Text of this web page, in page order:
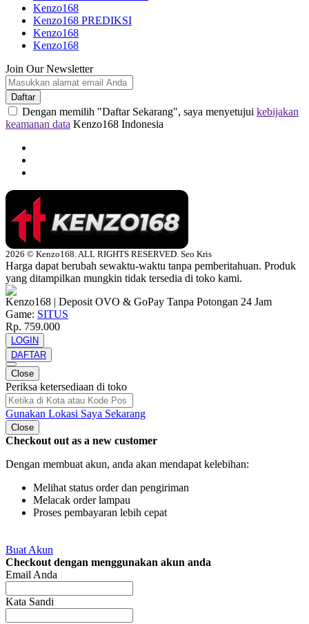
Kenzo168
Kenzo168 PREDIKSI
Kenzo168
Kenzo168
Join Our Newsletter
Daftar
Dengan memilih "Daftar Sekarang", saya menyetujui kebijakan
keamanan data Kenzo168 Indonesia
2026 © Kenzo168. ALL RIGHTS RESERVED. Seo Kris
Harga dapat berubah sewaktu-waktu tanpa pemberitahuan. Produk
yang ditampilkan mungkin tidak tersedia di toko kami.
Kenzo168 | Deposit OVO & GoPay Tanpa Potongan 24 Jam
Game: SITUS
Rp. 759.000
LOGIN
DAFTAR
Close
Periksa ketersediaan di toko
Gunakan Lokasi Saya Sekarang
Close
Checkout out as a new customer
Dengan membuat akun, anda akan mendapat kelebihan:
Melihat status order dan pengiriman
Melacak order lampau
Proses pembayaran lebih cepat
Buat Akun
Checkout dengan menggunakan akun anda
Email Anda
Kata Sandi